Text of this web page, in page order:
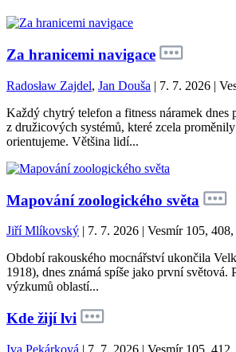
Za hranicemi navigace
Radosław Zajdel, Jan Douša | 7. 7. 2026 |
Každý chytrý telefon a fitness náramek dnes
z družicových systémů, které zcela
orientujeme. Většina lidí...
Mapování zoologického světa
Jiří Mlíkovský | 7. 7. 2026 | Vesmír 105, 408,
Období rakouského mocnářství ukončila
1918), dnes známá spíše jako první světová.
výzkumů oblastí...
Kde žijí lvi
Iva Pekárková | 7. 7. 2026 | Vesmír 105, 412,